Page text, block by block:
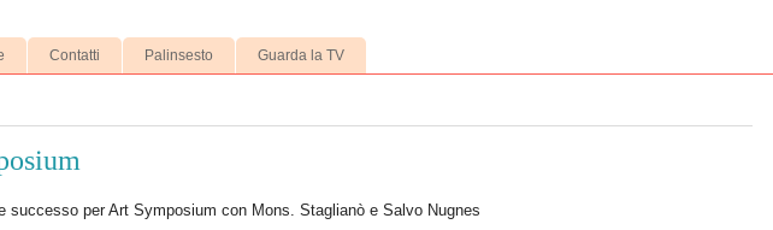
Contatti Palinsesto Guarda la TV
successo per Art Symposium con Mons. Staglianò e Salvo Nugnes